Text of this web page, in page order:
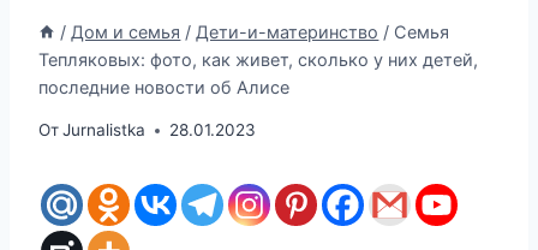
/ Дом и семья / Дети-и-материнство / Семья
Тепляковых: фото, как живет, сколько у них детей,
последние новости об Алисе
ОтJurnalistka 28.01.2023